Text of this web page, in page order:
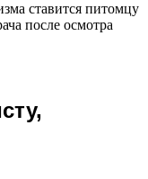
ставится питомцу
после осмотра